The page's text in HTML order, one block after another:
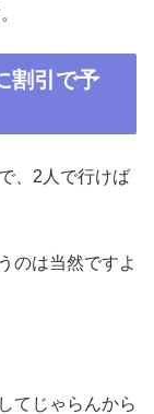
割引で予
、2人で行けば
のは当然ですよ
てじゃらんから